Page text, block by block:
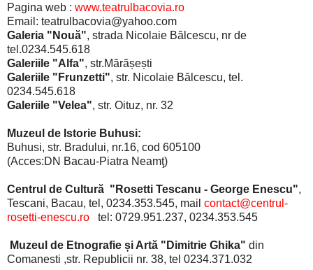
Pagina web : www.teatrulbacovia.ro
Email: teatrulbacovia@yahoo.com
Galeria "Nouă", strada Nicolaie Bălcescu, nr de
tel.0234.545.618
Galeriile "Alfa", str.Mărășești
Galeriile "Frunzetti", str. Nicolaie Bălcescu, tel.
0234.545.618
Galeriile "Velea", str. Oituz, nr. 32
Muzeul de Istorie Buhusi:
Buhusi, str. Bradului, nr.16, cod 605100
(Acces:DN Bacau-Piatra Neamţ)
Centrul de Cultură "Rosetti Tescanu - George Enescu",
Tescani, Bacau, tel, 0234.353.545, mail contact@centrul-
rosetti-enescu.ro tel: 0729.951.237, 0234.353.545
Muzeul de Etnografie și Artă "Dimitrie Ghika" din
Comanesti ,str. Republicii nr. 38, tel 0234.371.032